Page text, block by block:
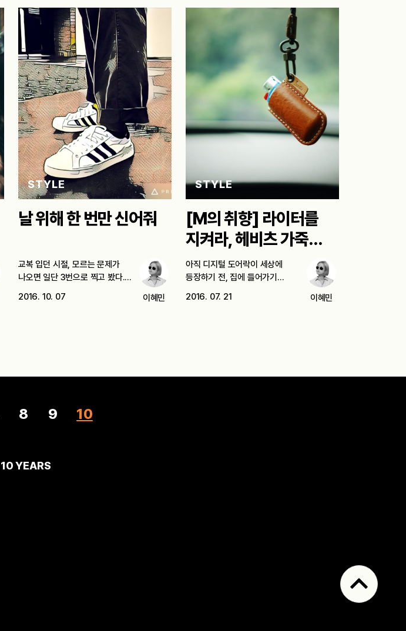
STYLE
날 위해 한 번만 신어줘
교복 입던 시절, 모르는 문제가
나오면 일단 3번으로 찍고 봤다.…
2016. 10. 07
이혜민
STYLE
[M의 취향] 라이터를
지켜라, 헤비츠 가죽
케이스
아직 디지털 도어락이 세상에
등장하기 전, 집에 들어가기
2016. 07. 21 이혜민
8 9 10
10 YEARS